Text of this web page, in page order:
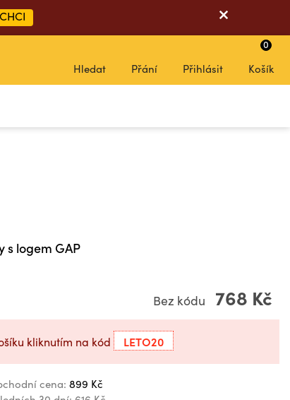
Hledat Přání Přihlásit Košík
0
s logem GAP
Bez kódu 768 Kč
kliknutím na kód LETO20
cena: 899 Kč